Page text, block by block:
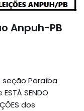
Anpuh-PB
seção Paraíba
SENDO
dos